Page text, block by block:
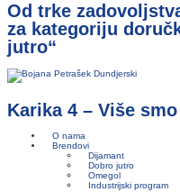
Od trke
za kategoriju
jutro“
Karika 4 – Više
O nama
Brendovi
Dijamant
Dobro jutro
Omegol
Industrijski program